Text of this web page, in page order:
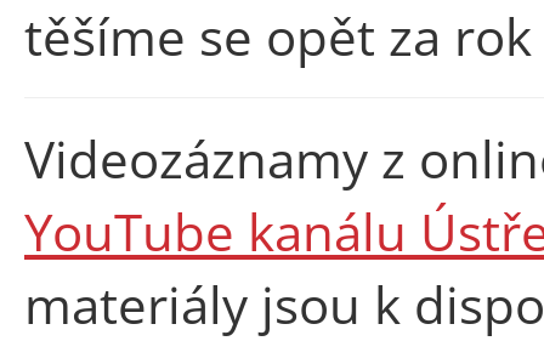
těšíme se opět za
Videozáznamy z
YouTube kanálu
materiály jsou k